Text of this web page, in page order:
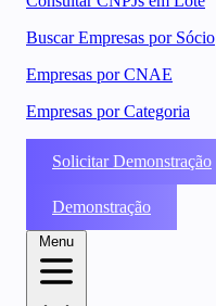
Buscar Empresas por Sócio
Empresas por CNAE
Empresas por Categoria
Solicitar Demonstração
Demonstração
Menu